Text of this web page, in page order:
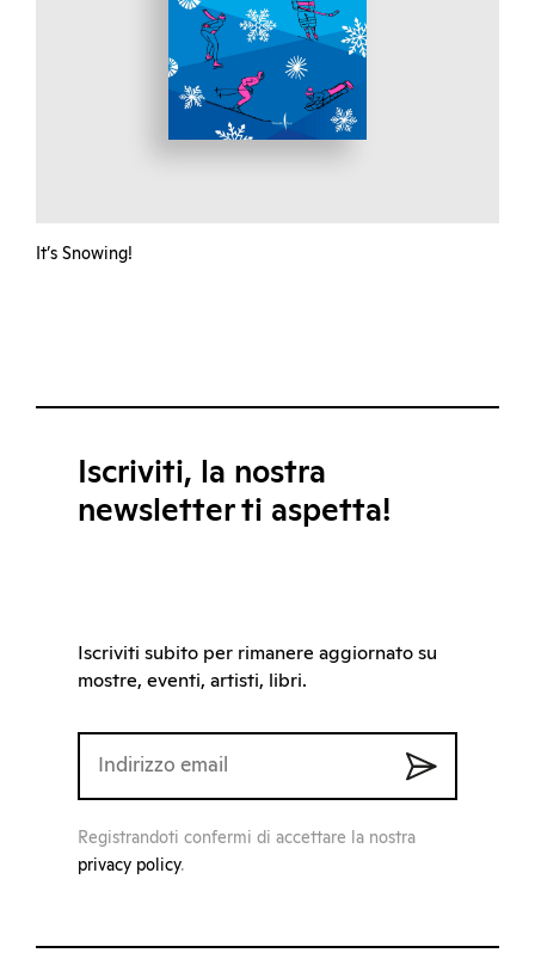
It’s Snowing!
Iscriviti, la nostra
newsletter ti aspetta!
Iscriviti subito per rimanere aggiornato su
mostre, eventi, artisti, libri.
Registrandoti confermi di accettare la nostra
privacy policy.